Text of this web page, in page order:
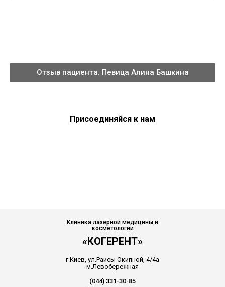
Отзыв пациента. Певица Алина Башкина
Присоединяйся к нам
Клиника лазерной медицины и
косметологии
«КОГЕРЕНТ»
г.Киев, ул.Раисы Окипной, 4/4а
м.Левобережная
(044) 331-30-85